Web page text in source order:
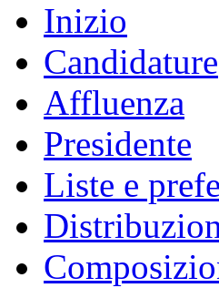
Inizio
Candidature
Affluenza
Presidente
Liste e